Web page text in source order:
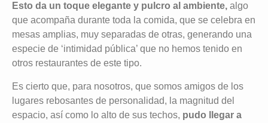
Esto da un toque elegante y pulcro al ambiente, algo
que acompaña durante toda la comida, que se celebra en
mesas amplias, muy separadas de otras, generando una
especie de ‘intimidad pública’ que no hemos tenido en
otros restaurantes de este tipo.
Es cierto que, para nosotros, que somos amigos de los
lugares rebosantes de personalidad, la magnitud del
espacio, así como lo alto de sus techos, pudo llegar a